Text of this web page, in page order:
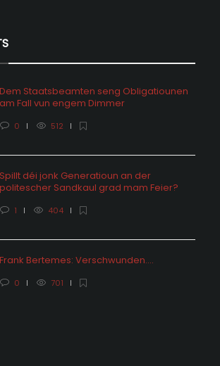
Dem Staatsbeamten seng Obligatiounen
am Fall vun engem Dimmer
0 512
Spillt déi jonk Generatioun an der
politescher Sandkaul grad mam Feier?
1 404
Frank Bertemes: Verschwunden….
0 701